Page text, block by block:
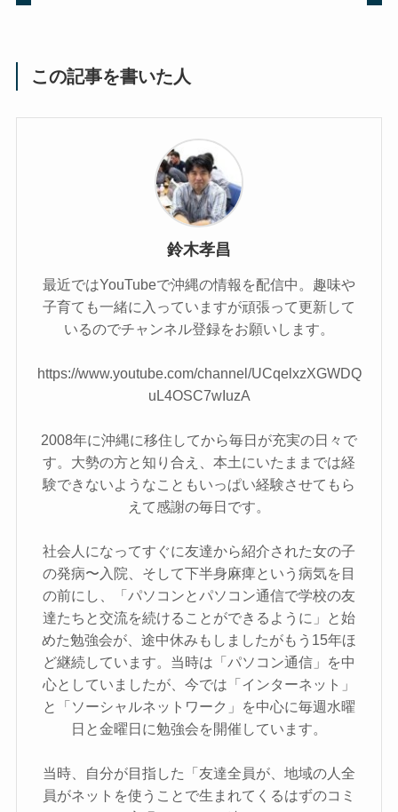
この記事を書いた人
鈴木孝昌
最近ではYouTubeで沖縄の情報を配信中。趣味や
子育ても一緒に入っていますが頑張って更新して
いるのでチャンネル登録をお願いします。
https://www.youtube.com/channel/UCqelxzXGWDQ
uL4OSC7wIuzA
2008年に沖縄に移住してから毎日が充実の日々で
す。大勢の方と知り合え、本土にいたままでは経
験できないようなこともいっぱい経験させてもら
えて感謝の毎日です。
社会人になってすぐに友達から紹介された女の子
の発病〜入院、そして下半身麻痺という病気を目
の前にし、「パソコンとパソコン通信で学校の友
達たちと交流を続けることができるように」と始
めた勉強会が、途中休みもしましたがもう15年ほ
ど継続しています。当時は「パソコン通信」を中
心としていましたが、今では「インターネット」
と「ソーシャルネットワーク」を中心に毎週水曜
日と金曜日に勉強会を開催しています。
当時、自分が目指した「友達全員が、地域の人全
員がネットを使うことで生まれてくるはずのコミ